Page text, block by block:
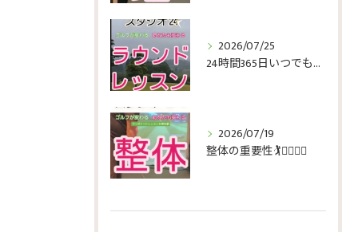
2026/07/25
24時間365日いつでもゴルフ🏌️🏌️‍♀️🏌️‍♂️
2026/07/19
整体の重要性🏌️🏌️‍♀️🏌️‍♂️